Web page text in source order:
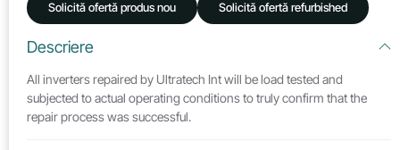
Solicită ofertă produs nou Solicită ofertă refurbished
Descriere
All inverters repaired by Ultratech Int will be load tested and
subjected to actual operating conditions to truly confirm that the
repair process was successful.